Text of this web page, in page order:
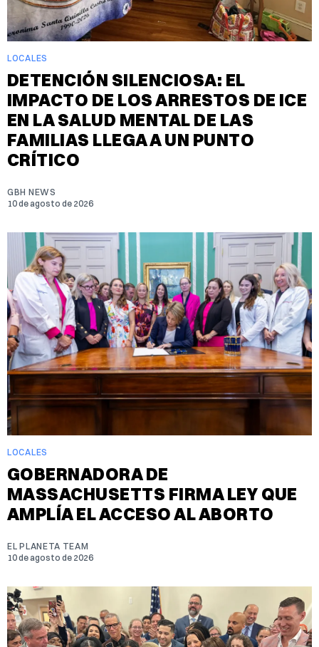
LOCALES
DETENCIÓN SILENCIOSA: EL
IMPACTO DE LOS ARRESTOS DE ICE
EN LA SALUD MENTAL DE LAS
FAMILIAS LLEGA A UN PUNTO
CRÍTICO
GBH NEWS
10 de agosto de 2026
LOCALES
GOBERNADORA DE
MASSACHUSETTS FIRMA LEY QUE
AMPLÍA EL ACCESO AL ABORTO
EL PLANETA TEAM
10 de agosto de 2026